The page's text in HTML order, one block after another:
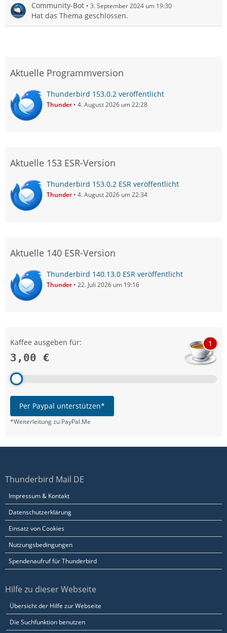
Community-Bot 3. September 2024 um 19:30
Hat das Thema geschlossen.
Aktuelle Programmversion
Thunderbird 153.0.2 veröffentlicht
Thunder 4. August 2026 um 22:28
Aktuelle 153 ESR-Version
Thunderbird 153.0.2 ESR veröffentlicht
Thunder 4. August 2026 um 22:34
Aktuelle 140 ESR-Version
Thunderbird 140.13.0 ESR veröffentlicht
Thunder 22. Juli 2026 um 19:16
Kaffee ausgeben für:
3,00 €
1
Per Paypal unterstützen*
*Weiterleitung zu PayPal.Me
Thunderbird Mail DE
Impressum & Kontakt
Datenschutzerklärung
Einsatz von Cookies
Nutzungsbedingungen
Spendenaufruf für Thunderbird
Hilfe zu dieser Webseite
Übersicht der Hilfe zur Webseite
Die Suchfunktion benutzen